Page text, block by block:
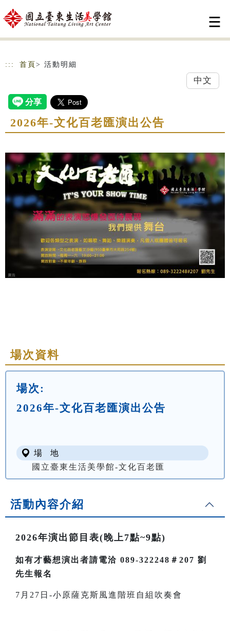
跳到主要內容
網站導覽
::: 首頁 > 活動明細
中文
2026年-文化百老匯演出公告
場次資料
場次:
2026年-文化百老匯演出公告
場 地
國立臺東生活美學館-文化百老匯
活動內容介紹
2026年演出節目表(晚上7點~9點)
如有才藝想演出者請電洽 089-322248＃207 劉
先生報名
7月27日-小原薩克斯風進階班自組吹奏會